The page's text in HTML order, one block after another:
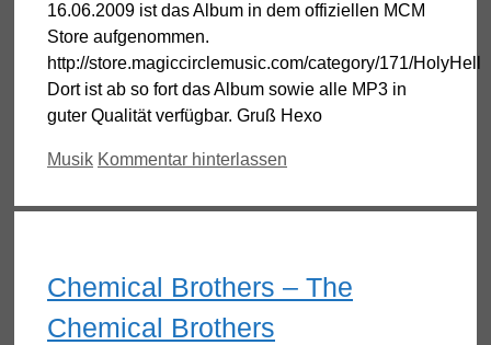
16.06.2009 ist das Album in dem offiziellen MCM
Store aufgenommen.
http://store.magiccirclemusic.com/category/171/HolyHell
Dort ist ab so fort das Album sowie alle MP3 in
guter Qualität verfügbar. Gruß Hexo
Kategorien
Musik Kommentar hinterlassen
Chemical Brothers – The
Chemical Brothers